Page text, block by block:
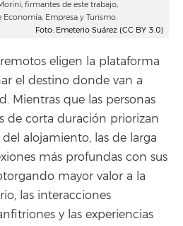
firmantes de este trabajo,
Empresa y Turismo.
Foto: Emeterio Suárez (CC BY 3.0)
eligen la plataforma
el destino donde van a
Mientras que las personas
de corta duración priorizan
alojamiento, las de larga
más profundas con sus
mayor valor a la
las interacciones
y las experiencias